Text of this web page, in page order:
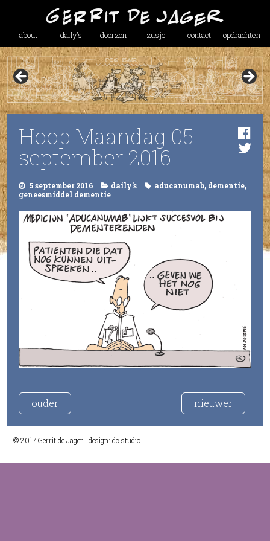
about daily’s doorzon zusje contact opdrachten
Hoop Maandag 05
september 2016
5 september 2016 daily's aducanumab, dementie,
geneesmiddel dementie
ouder nieuwer
© 2017 Gerrit de Jager | design: dc studio